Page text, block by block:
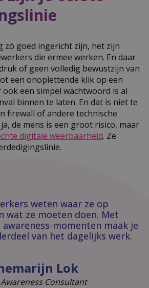
zó goed ingericht zijn, het zijn
die ermee werken. En daar
of geen volledig bewustzijn van
een onoplettende klik op een
een simpel wachtwoord is al
binnen te laten. En dat is niet te
firewall of andere technische
de mens is een groot risico, maar
digitale weerbaarheid. Ze
weten waar ze op
wat ze moeten doen. Met
momenten maak je
van het dagelijks werk.
Lok
Consultant